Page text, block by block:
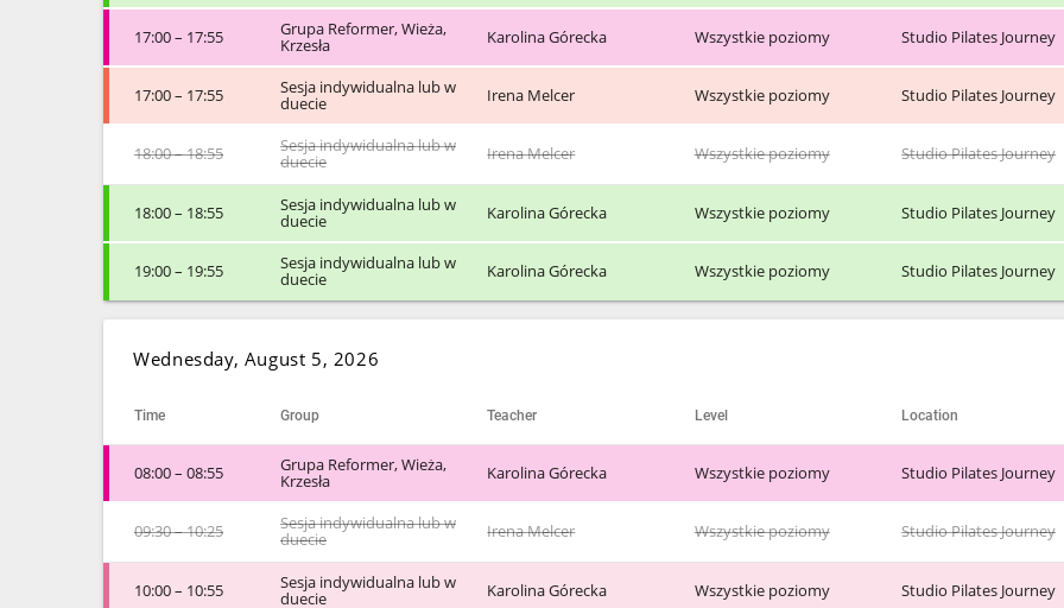
17:00 – 17:55
Grupa Reformer, Wieża,
Krzesła
Karolina Górecka Wszystkie poziomy Studio Pilates Journey
17:00 – 17:55
Sesja indywidualna lub w
duecie
Irena Melcer Wszystkie poziomy Studio Pilates Journey
18:00 – 18:55
Sesja indywidualna lub w
duecie
Irena Melcer Wszystkie poziomy Studio Pilates Journey
18:00 – 18:55
Sesja indywidualna lub w
duecie
Karolina Górecka Wszystkie poziomy Studio Pilates Journey
19:00 – 19:55
Sesja indywidualna lub w
duecie
Karolina Górecka Wszystkie poziomy Studio Pilates Journey
Wednesday, August 5, 2026
Time Group Teacher Level Location
08:00 – 08:55
Grupa Reformer, Wieża,
Krzesła
Karolina Górecka Wszystkie poziomy Studio Pilates Journey
09:30 – 10:25
Sesja indywidualna lub w
duecie
Irena Melcer Wszystkie poziomy Studio Pilates Journey
10:00 – 10:55
Sesja indywidualna lub w
duecie
Karolina Górecka Wszystkie poziomy Studio Pilates Journey